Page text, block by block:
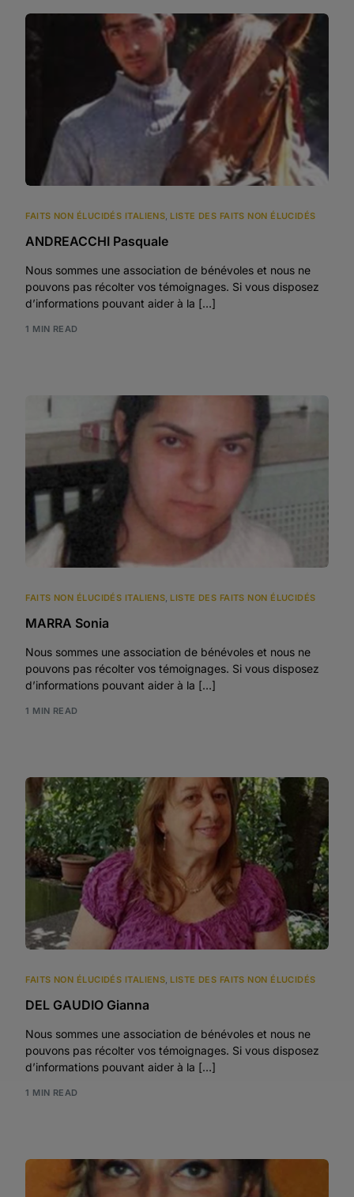
FAITS NON ÉLUCIDÉS ITALIENS, LISTE DES FAITS NON ÉLUCIDÉS
ANDREACCHI Pasquale
Nous sommes une association de bénévoles et nous ne
pouvons pas récolter vos témoignages. Si vous disposez
d’informations pouvant aider à la […]
1 MIN READ
FAITS NON ÉLUCIDÉS ITALIENS, LISTE DES FAITS NON ÉLUCIDÉS
MARRA Sonia
Nous sommes une association de bénévoles et nous ne
pouvons pas récolter vos témoignages. Si vous disposez
d’informations pouvant aider à la […]
1 MIN READ
FAITS NON ÉLUCIDÉS ITALIENS, LISTE DES FAITS NON ÉLUCIDÉS
DEL GAUDIO Gianna
Nous sommes une association de bénévoles et nous ne
pouvons pas récolter vos témoignages. Si vous disposez
d’informations pouvant aider à la […]
1 MIN READ